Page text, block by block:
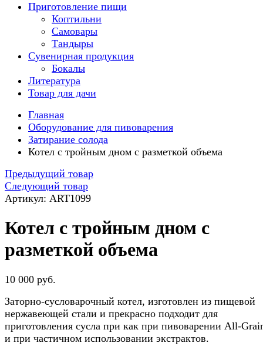
Приготовление пищи
Коптильни
Самовары
Тандыры
Сувенирная продукция
Бокалы
Литература
Товар для дачи
Главная
Оборудование для пивоварения
Затирание солода
Котел с тройным дном с разметкой объема
Предыдущий товар
Следующий товар
Артикул: ART1099
Котел с тройным дном с
разметкой объема
10 000 руб.
Заторно-сусловарочный котел, изготовлен из пищевой
нержавеющей стали и прекрасно подходит для
приготовления сусла при как при пивоварении All-
и при частичном использовании экстрактов.